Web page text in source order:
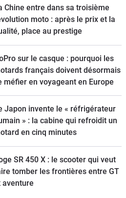
Chine entre dans sa troisième
moto : après le prix et la
place au prestige
sur le casque : pourquoi les
français doivent désormais
méfier en voyageant en Europe
Japon invente le « réfrigérateur
» : la cabine qui refroidit un
en cinq minutes
SR 450 X : le scooter qui veut
tomber les frontières entre GT
aventure